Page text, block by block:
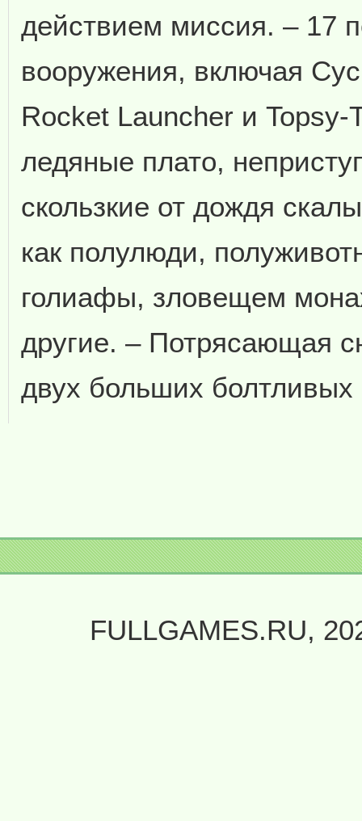
действием миссия. – 17
вооружения, включая
Rocket Launcher и
ледяные плато,
скользкие от дождя
как полулюди,
голиафы, зловещем
другие. – Потрясающая
двух больших болтливых
FULLGAMES.RU,